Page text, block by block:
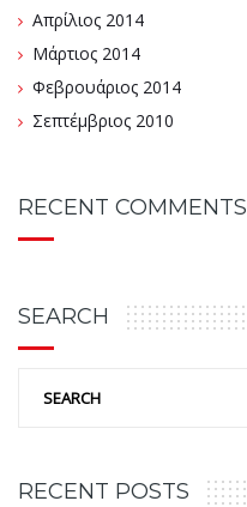
Απρίλιος 2014
Μάρτιος 2014
Φεβρουάριος 2014
Σεπτέμβριος 2010
RECENT COMMENTS
SEARCH
RECENT POSTS